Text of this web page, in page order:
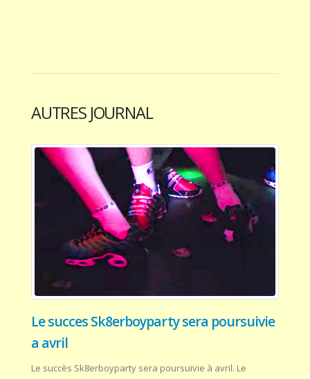
AUTRES JOURNAL
Le succes Sk8erboyparty sera poursuivie
a avril
Le succès Sk8erboyparty sera poursuivie à avril. Le